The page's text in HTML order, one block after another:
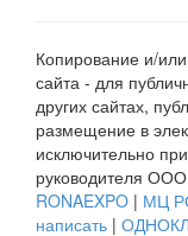
Копирование и/
сайта - для
других сайтах,
размещение в
исключительно
руководителя
RONAEXPO | МЦ
написать |